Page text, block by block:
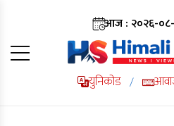
आज : २०२६-०८-
युनिकोड /